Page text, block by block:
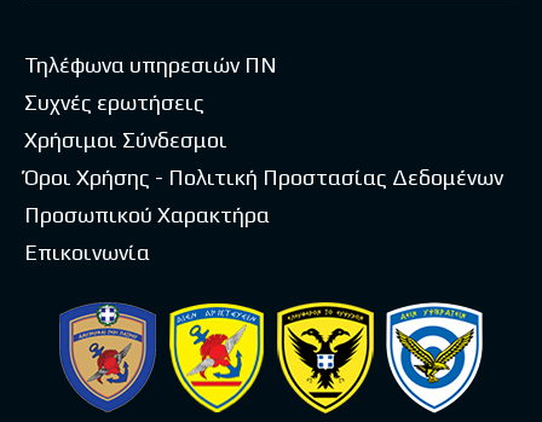
Τηλέφωνα υπηρεσιών ΠΝ
Συχνές ερωτήσεις
Χρήσιμοι Σύνδεσμοι
Όροι Χρήσης - Πολιτική Προστασίας Δεδομένων
Προσωπικού Χαρακτήρα
Επικοινωνία